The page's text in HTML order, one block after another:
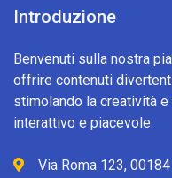
Introduzione
Benvenuti sulla nostra
offrire contenuti
stimolando la creatività e
interattivo e piacevole.
Via Roma 123,